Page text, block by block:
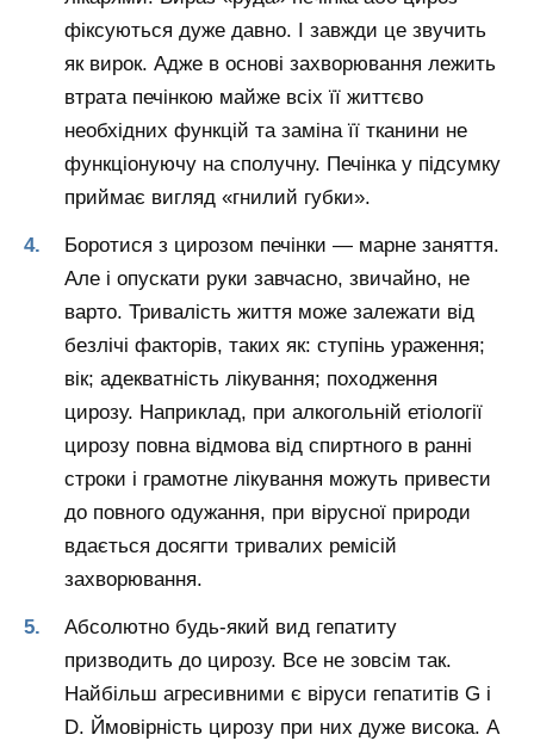
фіксуються дуже давно. І завжди це звучить
як вирок. Адже в основі захворювання лежить
втрата печінкою майже всіх її життєво
необхідних функцій та заміна її тканини не
функціонуючу на сполучну. Печінка у підсумку
приймає вигляд «гнилий губки».
Боротися з цирозом печінки — марне заняття.
Але і опускати руки завчасно, звичайно, не
варто. Тривалість життя може залежати від
безлічі факторів, таких як: ступінь ураження;
вік; адекватність лікування; походження
цирозу. Наприклад, при алкогольній етіології
цирозу повна відмова від спиртного в ранні
строки і грамотне лікування можуть привести
до повного одужання, при вірусної природи
вдається досягти тривалих ремісій
захворювання.
Абсолютно будь-який вид гепатиту
призводить до цирозу. Все не зовсім так.
Найбільш агресивними є віруси гепатитів G і
D. Ймовірність цирозу при них дуже висока. А